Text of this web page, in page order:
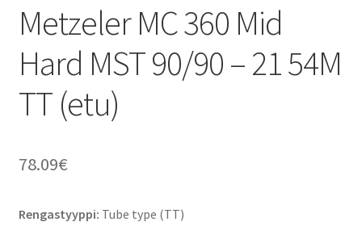
Metzeler MC 360 Mid
Hard MST 90/90 – 21 54M
TT (etu)
78.09€
Rengastyyppi: Tube type (TT)